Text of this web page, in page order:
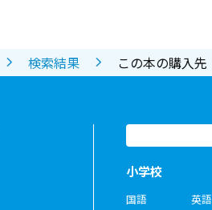
検索結果 この本の購入先
小学校
国語
英語